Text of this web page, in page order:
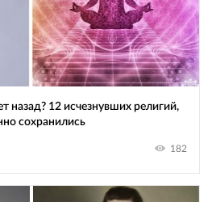
назад? 12 исчезнувших религий,
сохранились
182